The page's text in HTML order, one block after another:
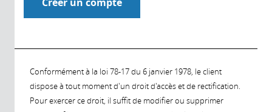
Conformément à la loi 78-17 du 6 janvier 1978, le client
dispose à tout moment d'un droit d'accès et de rectification.
Pour exercer ce droit, il suffit de modifier ou supprimer